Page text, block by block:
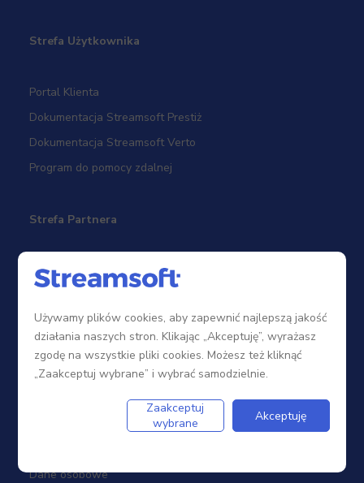
Strefa Użytkownika
Portal Klienta
Dokumentacja Streamsoft Prestiż
Dokumentacja Streamsoft Verto
Program do pomocy zdalnej
Strefa Partnera
Sieć sprzedaży
Szkolenia
Dane osobowe
Używamy plików cookies, aby zapewnić najlepszą jakość
działania naszych stron. Klikając „Akceptuję”, wyrażasz
zgodę na wszystkie pliki cookies. Możesz też kliknąć
„Zaakceptuj wybrane” i wybrać samodzielnie.
Zaakceptuj
wybrane
Akceptuję